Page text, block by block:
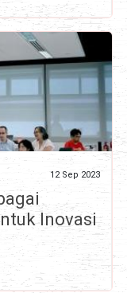
12 Sep 2023
Inovasi